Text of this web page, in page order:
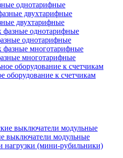
однотарифные
двухтарифные
однотарифные
многотарифные
оборудование к счетчикам
выключатели модульные